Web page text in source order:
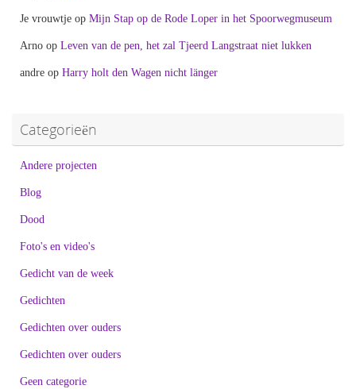
Je vrouwtje op Mijn Stap op de Rode Loper in het Spoorwegmuseum
Arno op Leven van de pen, het zal Tjeerd Langstraat niet lukken
andre op Harry holt den Wagen nicht länger
Categorieën
Andere projecten
Blog
Dood
Foto's en video's
Gedicht van de week
Gedichten
Gedichten over ouders
Gedichten over ouders
Geen categorie